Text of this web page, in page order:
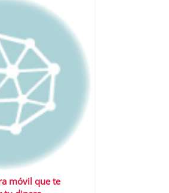
móvil que te